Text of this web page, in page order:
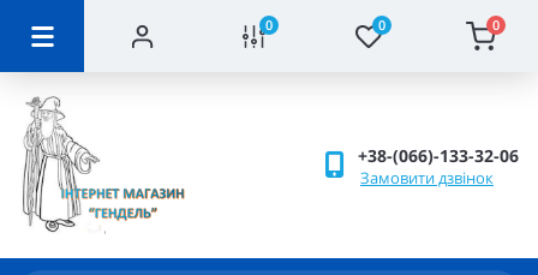
0 0 0
+38-(066)-133-32-06
Замовити дзвінок